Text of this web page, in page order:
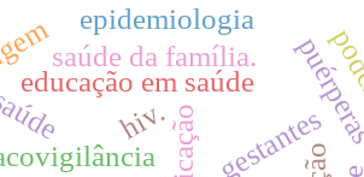
gestantes
educação em saúde
hiv.
saúde da família.
epidemiologia